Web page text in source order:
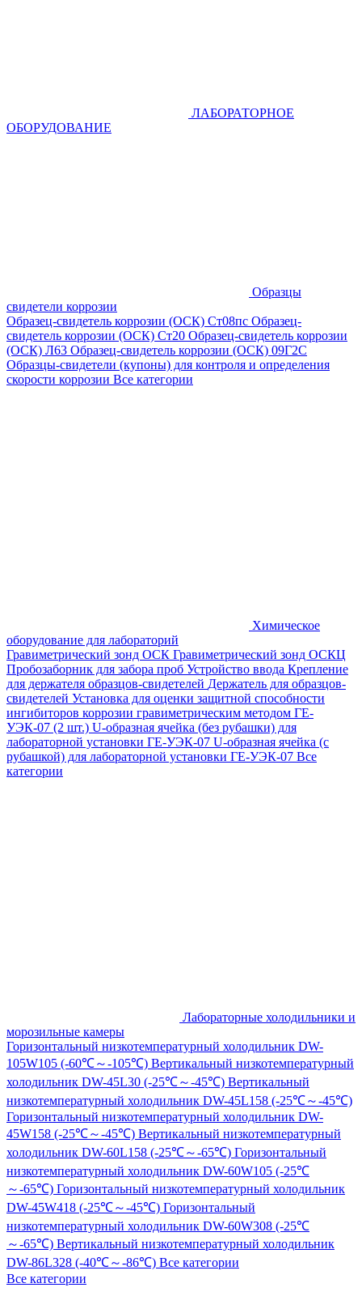
ЛАБОРАТОРНОЕ
ОБОРУДОВАНИЕ
Образцы
свидетели коррозии
Образец-свидетель коррозии (ОСК) Ст08пс Образец-
свидетель коррозии (ОСК) Ст20 Образец-свидетель коррозии
(ОСК) Л63 Образец-свидетель коррозии (ОСК) 09Г2С
Образцы-свидетели (купоны) для контроля и определения
скорости коррозии Все категории
Химическое
оборудование для лабораторий
Гравиметрический зонд ОСК Гравиметрический зонд ОСКЦ
Пробозаборник для забора проб Устройство ввода Крепление
для держателя образцов-свидетелей Держатель для образцов-
свидетелей Установка для оценки защитной способности
ингибиторов коррозии гравиметрическим методом ГЕ-
УЭК-07 (2 шт.) U-образная ячейка (без рубашки) для
лабораторной установки ГЕ-УЭК-07 U-образная ячейка (с
рубашкой) для лабораторной установки ГЕ-УЭК-07 Все
категории
Лабораторные холодильники и
морозильные камеры
Горизонтальный низкотемпературный холодильник DW-
105W105 (-60℃～-105℃) Вертикальный низкотемпературный
холодильник DW-45L30 (-25℃～-45℃) Вертикальный
низкотемпературный холодильник DW-45L158 (-25℃～-45℃)
Горизонтальный низкотемпературный холодильник DW-
45W158 (-25℃～-45℃) Вертикальный низкотемпературный
холодильник DW-60L158 (-25℃～-65℃) Горизонтальный
низкотемпературный холодильник DW-60W105 (-25℃
～-65℃) Горизонтальный низкотемпературный холодильник
DW-45W418 (-25℃～-45℃) Горизонтальный
низкотемпературный холодильник DW-60W308 (-25℃
～-65℃) Вертикальный низкотемпературный холодильник
DW-86L328 (-40℃～-86℃) Все категории
Все категории